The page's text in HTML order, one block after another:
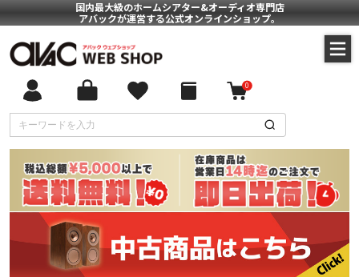
国内最大級のホームシアター&オーディオ専門店
アバックが運営する公式オンラインショップ。
0